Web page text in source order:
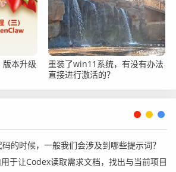
本升级
重装了win11系统，有没有办法
直接进行激活的？
的时候，一般我们会涉及到哪些提示词？
于让Codex读取需求文档，找出与当前项目